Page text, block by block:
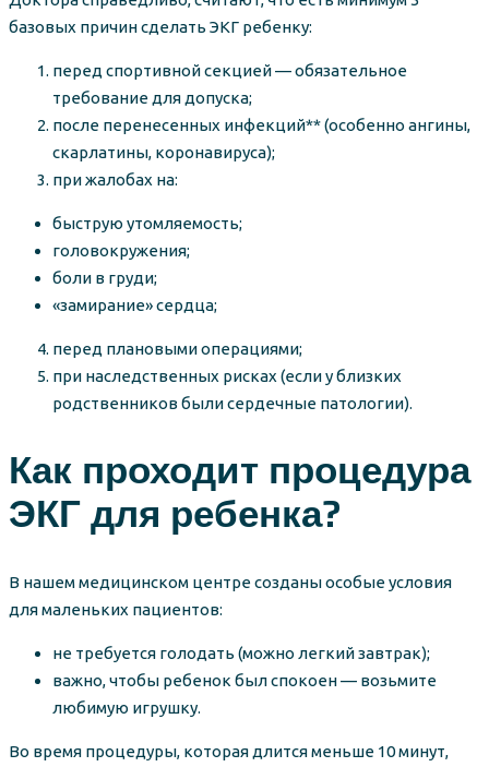
базовых причин сделать ЭКГ ребенку:
перед спортивной секцией — обязательное
требование для допуска;
после перенесенных инфекций** (особенно ангины,
скарлатины, коронавируса);
при жалобах на:
быструю утомляемость;
головокружения;
боли в груди;
«замирание» сердца;
перед плановыми операциями;
при наследственных рисках (если у близких
родственников были сердечные патологии).
Как проходит процедура
ЭКГ для ребенка?
В нашем медицинском центре созданы особые условия
для маленьких пациентов:
не требуется голодать (можно легкий завтрак);
важно, чтобы ребенок был спокоен — возьмите
любимую игрушку.
Во время процедуры, которая длится меньше 10 минут,